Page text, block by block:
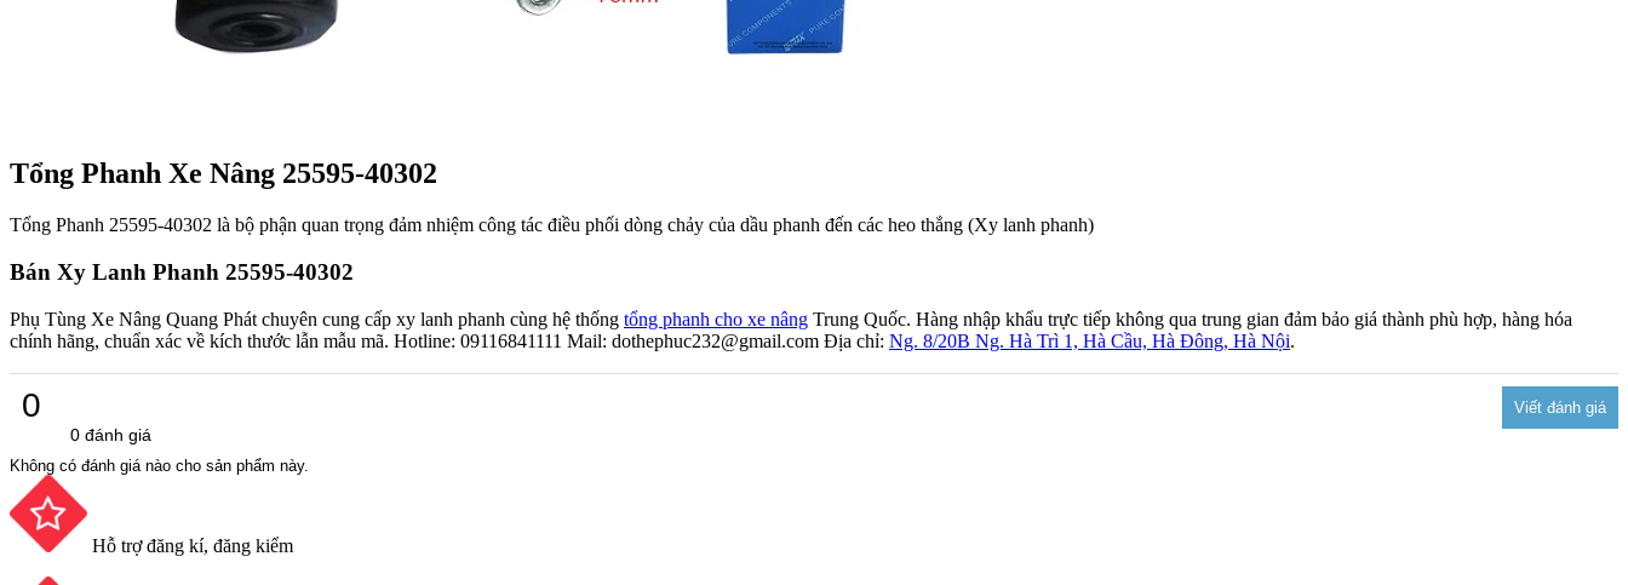
Tổng Phanh Xe Nâng 25595-40302
Tổng Phanh 25595-40302 là bộ phận quan trọng đảm nhiệm công tác điều phối dòng chảy của dầu phanh đến các heo thắng (Xy lanh phanh)
Bán Xy Lanh Phanh 25595-40302
Phụ Tùng Xe Nâng Quang Phát chuyên cung cấp xy lanh phanh cùng hệ thống tổng phanh cho xe nâng Trung Quốc. Hàng nhập khẩu trực tiếp không qua trung gian đảm bảo giá thành phù hợp, hàng hóa
chính hãng, chuẩn xác về kích thước lẫn mẫu mã. Hotline: 09116841111 Mail: dothephuc232@gmail.com Địa chỉ: Ng. 8/20B Ng. Hà Trì 1, Hà Cầu, Hà Đông, Hà Nội.
0
0 đánh giá
Không có đánh giá nào cho sản phẩm này.
Hỗ trợ đăng kí, đăng kiểm